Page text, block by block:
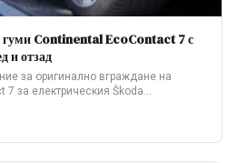
Continental EcoContact 7 с
и отзад
за оригинално вграждане на
7 за електрическия Škoda…